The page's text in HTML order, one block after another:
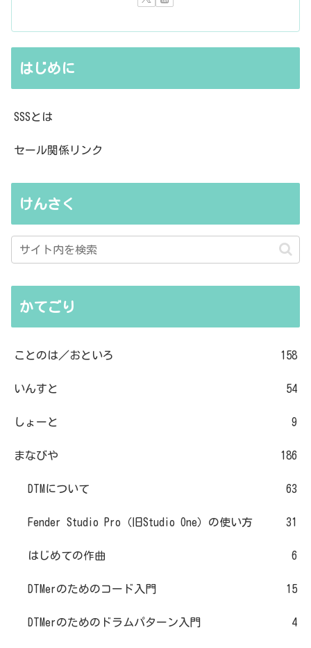
はじめに
SSSとは
セール関係リンク
けんさく
かてごり
ことのは／おといろ 158
いんすと 54
しょーと 9
まなびや 186
DTMについて 63
Fender Studio Pro（旧Studio One）の使い方 31
はじめての作曲 6
DTMerのためのコード入門 15
DTMerのためのドラムパターン入門 4